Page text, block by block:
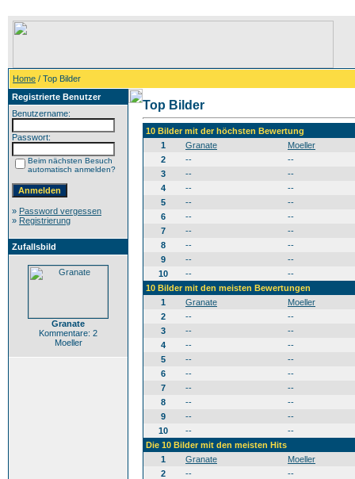
Home / Top Bilder
Registrierte Benutzer
Benutzername:
Passwort:
Beim nächsten Besuch
automatisch anmelden?
» Password vergessen
» Registrierung
Zufallsbild
Granate
Kommentare: 2
Moeller
Top Bilder
10 Bilder mit der höchsten Bewertung
1
Granate
Moeller
2
--
--
3
--
--
4
--
--
5
--
--
6
--
--
7
--
--
8
--
--
9
--
--
10
--
--
10 Bilder mit den meisten Bewertungen
1
Granate
Moeller
2
--
--
3
--
--
4
--
--
5
--
--
6
--
--
7
--
--
8
--
--
9
--
--
10
--
--
Die 10 Bilder mit den meisten Hits
1
Granate
Moeller
2
--
--